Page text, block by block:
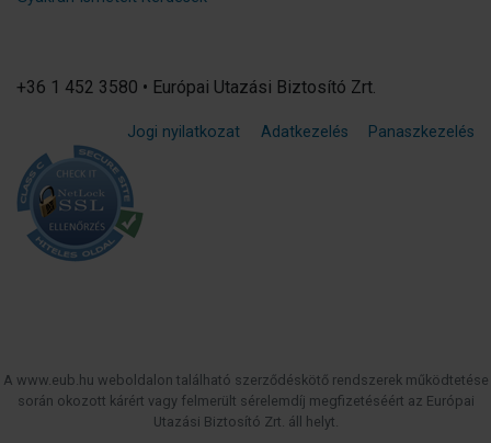
+36 1 452 3580 • Európai Utazási Biztosító Zrt.
Jogi nyilatkozat Adatkezelés Panaszkezelés
A www.eub.hu weboldalon található szerződéskötő rendszerek működtetése
során okozott kárért vagy felmerült sérelemdíj megfizetéséért az Európai
Utazási Biztosító Zrt. áll helyt.